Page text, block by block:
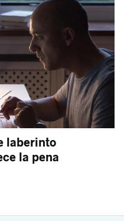
laberinto
la pena